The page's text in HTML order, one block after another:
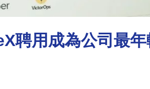
聘用成為公司最